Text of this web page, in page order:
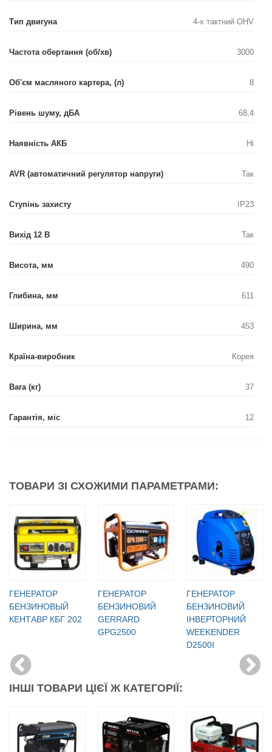
Тип двигуна 4-х тактний OHV
Частота обертання (об/хв) 3000
Об'єм масляного картера, (л) 8
Рівень шуму, дБА 68,4
Наявність АКБ Ні
AVR (автоматичний регулятор напруги) Так
Ступінь захисту IP23
Вихід 12 В Так
Висота, мм 490
Глибина, мм 611
Ширина, мм 453
Країна-виробник Корея
Вага (кг) 37
Гарантія, міс 12
ТОВАРИ ЗІ СХОЖИМИ ПАРАМЕТРАМИ:
ГЕНЕРАТОР
БЕНЗИНОВЫЙ
КЕНТАВР КБГ 202
ГЕНЕРАТОР
БЕНЗИНОВИЙ
GERRARD
GPG2500
ГЕНЕРАТОР
БЕНЗИНОВИЙ
ІНВЕРТОРНИЙ
WEEKENDER
D2500I
ІНШІ ТОВАРИ ЦІЄЇ Ж КАТЕГОРІЇ: